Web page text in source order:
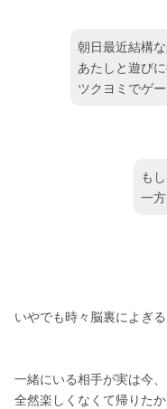
朝日最近結構
あたしと遊びに
ツクヨミでゲ
も
一
いやでも時々脳裏によぎる
一緒にいる相手が実は今、
全然楽しくなくて帰りた